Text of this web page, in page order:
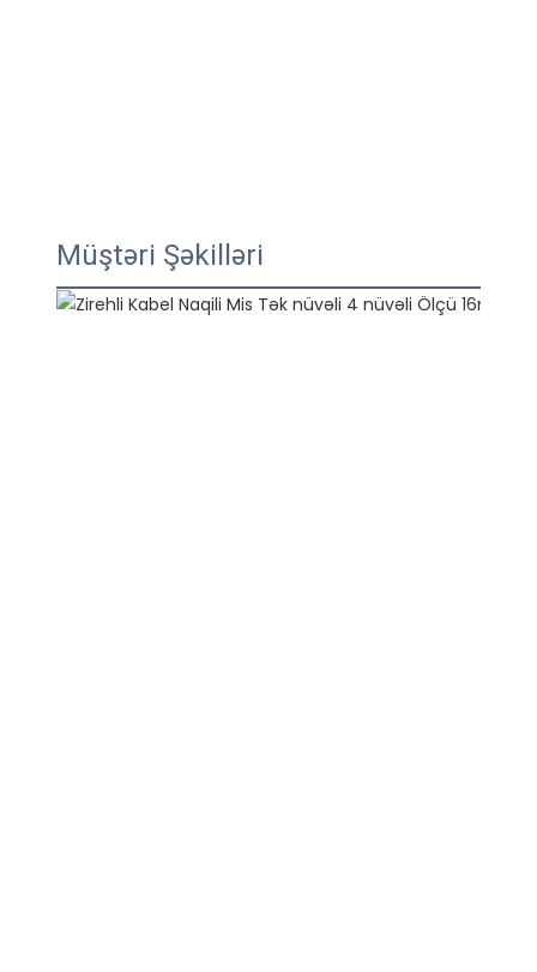
Müştəri Şəkilləri